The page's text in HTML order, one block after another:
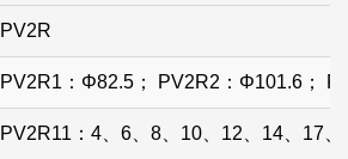
显着优势，是寻求高质量液压解决方
密制造，专为满足高精度、低噪音设
PV2R
PV2R1：Φ82.5； PV2R2：Φ101.6；
PV2R11：4、6、8、10、12、14、17